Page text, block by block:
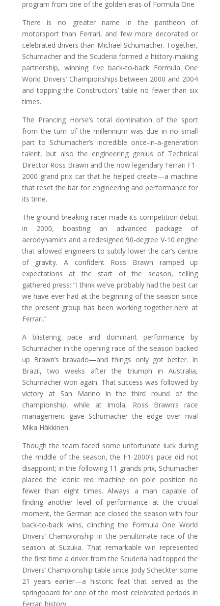
program from one of the golden eras of Formula One
There is no greater name in the pantheon of
motorsport than Ferrari, and few more decorated or
celebrated drivers than Michael Schumacher. Together,
Schumacher and the Scuderia formed a history-making
partnership, winning five back-to-back Formula One
World Drivers’ Championships between 2000 and 2004
and topping the Constructors’ table no fewer than six
times.
The Prancing Horse’s total domination of the sport
from the turn of the millennium was due in no small
part to Schumacher’s incredible once-in-a-generation
talent, but also the engineering genius of Technical
Director Ross Brawn and the now legendary Ferrari F1-
2000 grand prix car that he helped create—a machine
that reset the bar for engineering and performance for
its time.
The ground-breaking racer made its competition debut
in 2000, boasting an advanced package of
aerodynamics and a redesigned 90-degree V-10 engine
that allowed engineers to subtly lower the car’s centre
of gravity. A confident Ross Brawn ramped up
expectations at the start of the season, telling
gathered press: “I think we’ve probably had the best car
we have ever had at the beginning of the season since
the present group has been working together here at
Ferrari.”
A blistering pace and dominant performance by
Schumacher in the opening race of the season backed
up Brawn’s bravado—and things only got better. In
Brazil, two weeks after the triumph in Australia,
Schumacher won again. That success was followed by
victory at San Marino in the third round of the
championship, while at Imola, Ross Brawn’s race
management gave Schumacher the edge over rival
Mika Häkkinen.
Though the team faced some unfortunate luck during
the middle of the season, the F1-2000’s pace did not
disappoint; in the following 11 grands prix, Schumacher
placed the iconic red machine on pole position no
fewer than eight times. Always a man capable of
finding another level of performance at the crucial
moment, the German ace closed the season with four
back-to-back wins, clinching the Formula One World
Drivers’ Championship in the penultimate race of the
season at Suzuka. That remarkable win represented
the first time a driver from the Scuderia had topped the
Drivers’ Championship table since Jody Scheckter some
21 years earlier—a historic feat that served as the
springboard for one of the most celebrated periods in
Ferrari history.